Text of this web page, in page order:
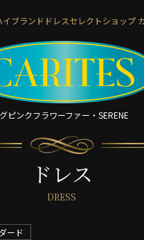
イブランド ドレスセレクトショップ
ピンクフラワーファー・SERENE
ドレス
DRESS
ード